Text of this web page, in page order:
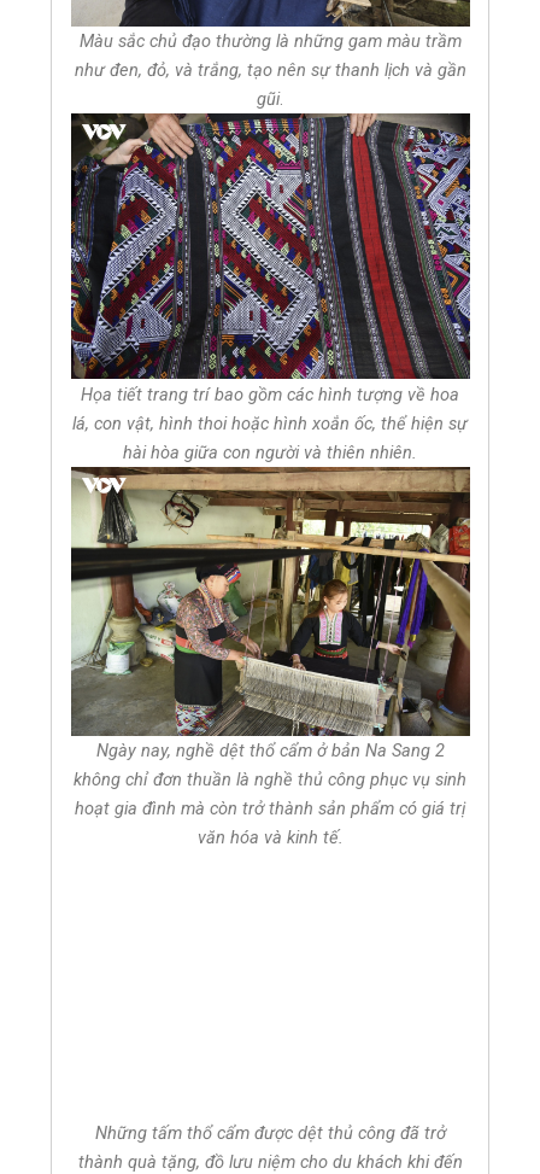
Màu sắc chủ đạo thường là những gam màu trầm
như đen, đỏ, và trắng, tạo nên sự thanh lịch và gần
gũi.
Họa tiết trang trí bao gồm các hình tượng về hoa
lá, con vật, hình thoi hoặc hình xoắn ốc, thể hiện sự
hài hòa giữa con người và thiên nhiên.
Ngày nay, nghề dệt thổ cẩm ở bản Na Sang 2
không chỉ đơn thuần là nghề thủ công phục vụ sinh
hoạt gia đình mà còn trở thành sản phẩm có giá trị
văn hóa và kinh tế.
Những tấm thổ cẩm được dệt thủ công đã trở
thành quà tặng, đồ lưu niệm cho du khách khi đến